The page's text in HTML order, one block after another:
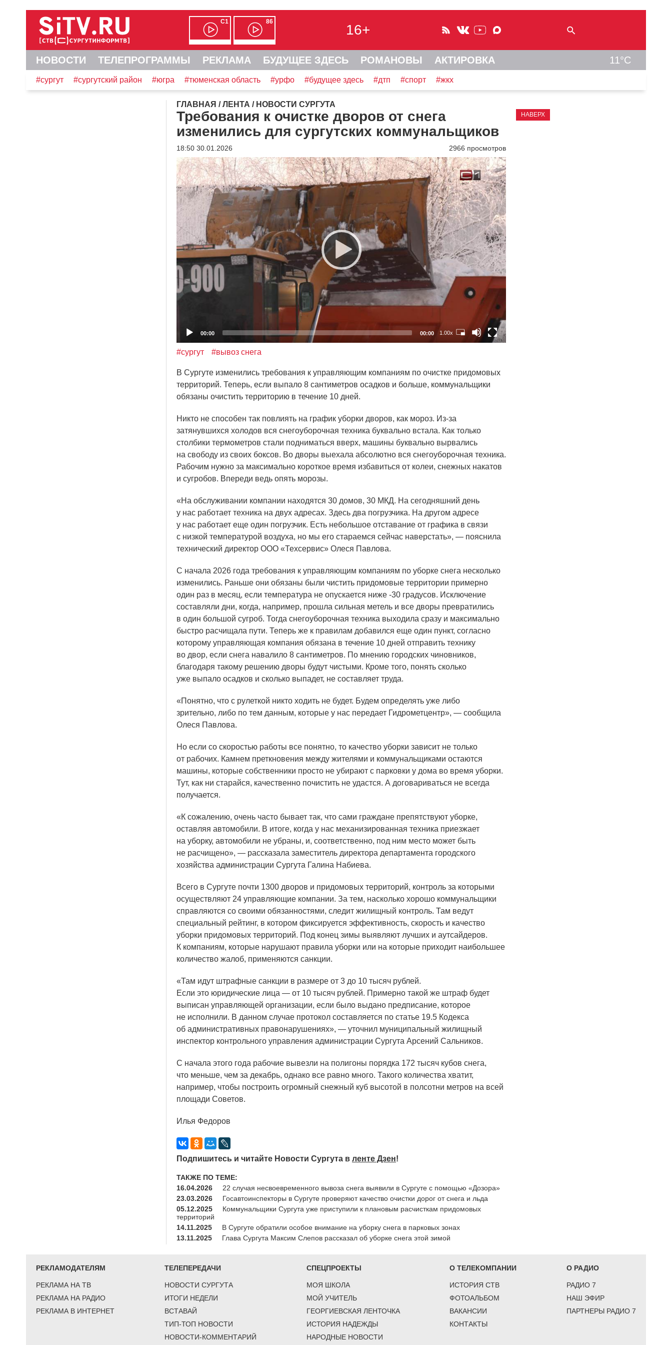
С1 86
16+
НОВОСТИ ТЕЛЕПРОГРАММЫ РЕКЛАМА БУДУЩЕЕ ЗДЕСЬ РОМАНОВЫ АКТИРОВКА 11°C
#сургут #сургутский район #югра #тюменская область #урфо #будущее здесь #дтп #спорт #жкх
ГЛАВНАЯ /ЛЕНТА / НОВОСТИ СУРГУТА
Требования к очистке дворов от снега
изменились для сургутских коммунальщиков
18:50 30.01.2026 2966 просмотров
Видеоплеер
00:00 00:00 1.00x
#сургут #вывоз снега
В Сургуте изменились требования к управляющим компаниям по очистке придомовых
территорий. Теперь, если выпало 8 сантиметров осадков и больше, коммунальщики
обязаны очистить территорию в течение 10 дней.
Никто не способен так повлиять на график уборки дворов, как мороз. Из-за
затянувшихся холодов вся снегоуборочная техника буквально встала. Как только
столбики термометров стали подниматься вверх, машины буквально вырвались
на свободу из своих боксов. Во дворы выехала абсолютно вся снегоуборочная техника.
Рабочим нужно за максимально короткое время избавиться от колеи, снежных накатов
и сугробов. Впереди ведь опять морозы.
«На обслуживании компании находятся 30 домов, 30 МКД. На сегодняшний день
у нас работает техника на двух адресах. Здесь два погрузчика. На другом адресе
у нас работает еще один погрузчик. Есть небольшое отставание от графика в связи
с низкой температурой воздуха, но мы его стараемся сейчас наверстать», — пояснила
технический директор ООО «Техсервис» Олеся Павлова.
С начала 2026 года требования к управляющим компаниям по уборке снега несколько
изменились. Раньше они обязаны были чистить придомовые территории примерно
один раз в месяц, если температура не опускается ниже -30 градусов. Исключение
составляли дни, когда, например, прошла сильная метель и все дворы превратились
в один большой сугроб. Тогда снегоуборочная техника выходила сразу и максимально
быстро расчищала пути. Теперь же к правилам добавился еще один пункт, согласно
которому управляющая компания обязана в течение 10 дней отправить технику
во двор, если снега навалило 8 сантиметров. По мнению городских чиновников,
благодаря такому решению дворы будут чистыми. Кроме того, понять сколько
уже выпало осадков и сколько выпадет, не составляет труда.
«Понятно, что с рулеткой никто ходить не будет. Будем определять уже либо
зрительно, либо по тем данным, которые у нас передает Гидрометцентр», — сообщила
Олеся Павлова.
Но если со скоростью работы все понятно, то качество уборки зависит не только
от рабочих. Камнем преткновения между жителями и коммунальщиками остаются
машины, которые собственники просто не убирают с парковки у дома во время уборки.
Тут, как ни старайся, качественно почистить не удастся. А договариваться не всегда
получается.
«К сожалению, очень часто бывает так, что сами граждане препятствуют уборке,
оставляя автомобили. В итоге, когда у нас механизированная техника приезжает
на уборку, автомобили не убраны, и, соответственно, под ним место может быть
не расчищено», — рассказала заместитель директора департамента городского
хозяйства администрации Сургута Галина Набиева.
Всего в Сургуте почти 1300 дворов и придомовых территорий, контроль за которыми
осуществляют 24 управляющие компании. За тем, насколько хорошо коммунальщики
справляются со своими обязанностями, следит жилищный контроль. Там ведут
специальный рейтинг, в котором фиксируется эффективность, скорость и качество
уборки придомовых территорий. Под конец зимы выявляют лучших и аутсайдеров.
К компаниям, которые нарушают правила уборки или на которые приходит наибольшее
количество жалоб, применяются санкции.
«Там идут штрафные санкции в размере от 3 до 10 тысяч рублей.
Если это юридические лица — от 10 тысяч рублей. Примерно такой же штраф будет
выписан управляющей организации, если было выдано предписание, которое
не исполнили. В данном случае протокол составляется по статье 19.5 Кодекса
об административных правонарушениях», — уточнил муниципальный жилищный
инспектор контрольного управления администрации Сургута Арсений Сальников.
С начала этого года рабочие вывезли на полигоны порядка 172 тысяч кубов снега,
что меньше, чем за декабрь, однако все равно много. Такого количества хватит,
например, чтобы построить огромный снежный куб высотой в полсотни метров на всей
площади Советов.
Илья Федоров
Подпишитесь и читайте Новости Сургута в ленте Дзен!
ТАКЖЕ ПО ТЕМЕ:
16.04.2026
22 случая несвоевременного вывоза снега выявили в Сургуте с помощью «Дозора»
23.03.2026
Госавтоинспекторы в Сургуте проверяют качество очистки дорог от снега и льда
05.12.2025
Коммунальщики Сургута уже приступили к плановым расчисткам придомовых
территорий
14.11.2025
В Сургуте обратили особое внимание на уборку снега в парковых зонах
13.11.2025
Глава Сургута Максим Слепов рассказал об уборке снега этой зимой
НАВЕРХ
РЕКЛАМОДАТЕЛЯМ
РЕКЛАМА НА ТВ
РЕКЛАМА НА РАДИО
РЕКЛАМА В ИНТЕРНЕТ
ТЕЛЕПЕРЕДАЧИ
НОВОСТИ СУРГУТА
ИТОГИ НЕДЕЛИ
ВСТАВАЙ
ТИП-ТОП НОВОСТИ
НОВОСТИ-КОММЕНТАРИЙ
СПЕЦПРОЕКТЫ
МОЯ ШКОЛА
МОЙ УЧИТЕЛЬ
ГЕОРГИЕВСКАЯ ЛЕНТОЧКА
ИСТОРИЯ НАДЕЖДЫ
НАРОДНЫЕ НОВОСТИ
О ТЕЛЕКОМПАНИИ
ИСТОРИЯ СТВ
ФОТОАЛЬБОМ
ВАКАНСИИ
КОНТАКТЫ
О РАДИО
РАДИО 7
НАШ ЭФИР
ПАРТНЕРЫ РАДИО 7